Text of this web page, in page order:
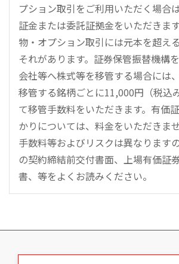
プション取引をご利用いただく場合
証金または委託証拠金をいただきま
物・オプション取引には元本を超え
それがあります。証券保管振替機構
会社等へ株式等を移管する場合には
移管する銘柄ごとに11,000円（税込
て移管手数料をいただきます。有価
かりについては、料金をいただきま
手数料等およびリスクは異なります
の契約締結前交付書面、上場有価証
書、等をよくお読みください。
こ